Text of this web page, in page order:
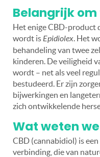
Belangrijk
Het enige CBD-product
wordt isEpidiolex. Het
behandeling van twee
kinderen. De veiligheid
wordt – net als veel
bestudeerd. Er zijn
bijwerkingen en
zich ontwikkelende
Wat weten
CBD (cannabidiol) is
verbinding, die van